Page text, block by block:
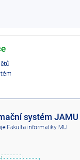
systém JAMU
Fakulta informatiky MU